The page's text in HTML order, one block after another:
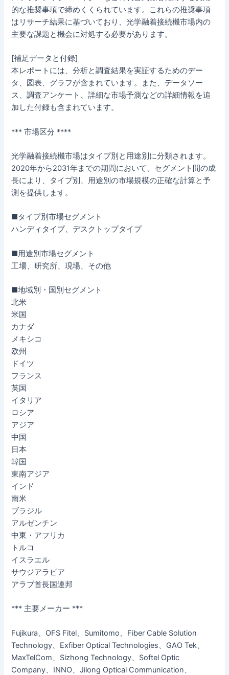
的な推奨事項で締めくくられています。これらの推奨事項
はリサーチ結果に基づいており、光学融着接続機市場内の
主要な課題と機会に対処する必要があります。
[補足データと付録]
本レポートには、分析と調査結果を実証するためのデー
タ、図表、グラフが含まれています。また、データソー
ス、調査アンケート、詳細な市場予測などの詳細情報を追
加した付録も含まれています。
*** 市場区分 ****
光学融着接続機市場はタイプ別と用途別に分類されます。
2020年から2031年までの期間において、セグメント間の成
長により、タイプ別、用途別の市場規模の正確な計算と予
測を提供します。
■タイプ別市場セグメント
ハンディタイプ、デスクトップタイプ
■用途別市場セグメント
工場、研究所、現場、その他
■地域別・国別セグメント
北米
米国
カナダ
メキシコ
欧州
ドイツ
フランス
英国
イタリア
ロシア
アジア
中国
日本
韓国
東南アジア
インド
南米
ブラジル
アルゼンチン
中東・アフリカ
トルコ
イスラエル
サウジアラビア
アラブ首長国連邦
*** 主要メーカー ***
Fujikura、OFS Fitel、Sumitomo、Fiber Cable Solution
Technology、Exfiber Optical Technologies、GAO Tek、
MaxTelCom、Sizhong Technology、Softel Optic
Company、INNO、Jilong Optical Communication、